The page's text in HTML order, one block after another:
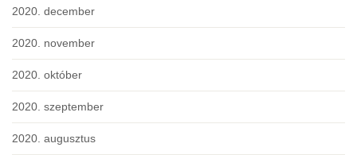
2020. december
2020. november
2020. október
2020. szeptember
2020. augusztus